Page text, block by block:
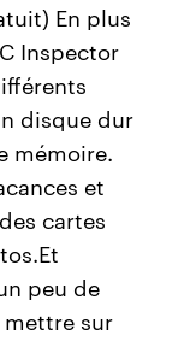
En plus
Inspector
disque dur
mémoire.
et
cartes
peu de
sur